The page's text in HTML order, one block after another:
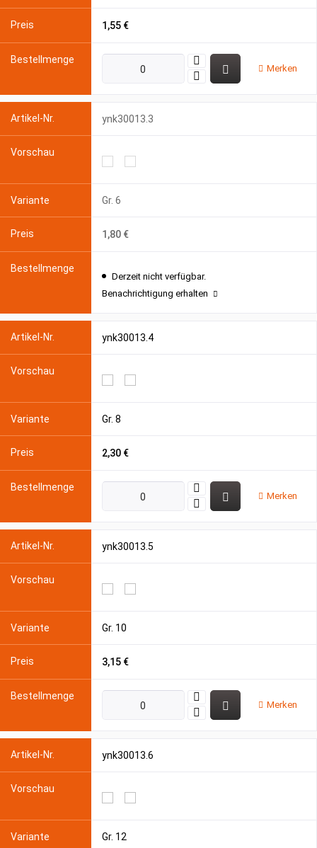
1,55 €
Merken
ynk30013.3
Gr. 6
1,80 €
Derzeit nicht verfügbar.
Benachrichtigung erhalten
ynk30013.4
Gr. 8
2,30 €
Merken
ynk30013.5
Gr. 10
3,15 €
Merken
ynk30013.6
Gr. 12